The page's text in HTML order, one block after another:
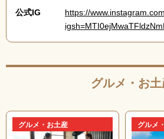
公式IG
https://
グルメ・お
グルメ・お土産 グルメ